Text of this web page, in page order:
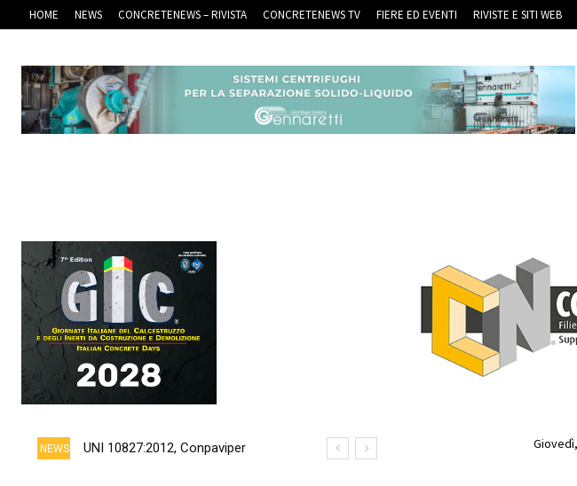
HOME NEWS CONCRETENEWS – RIVISTA CONCRETENEWS TV FIERE ED EVENTI RIVISTE E SITI WEB
NEWS
UNI 10827:2012, Conpaviper